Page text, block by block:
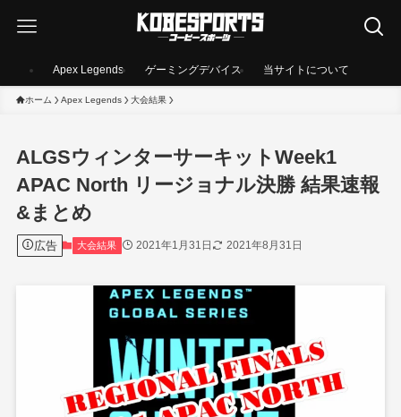
Apex Legends ゲーミングデバイス 当サイトについて
ホーム Apex Legends 大会結果
ALGSウィンターサーキットWeek1
APAC North リージョナル決勝 結果速報
&まとめ
広告 大会結果 2021年1月31日 2021年8月31日